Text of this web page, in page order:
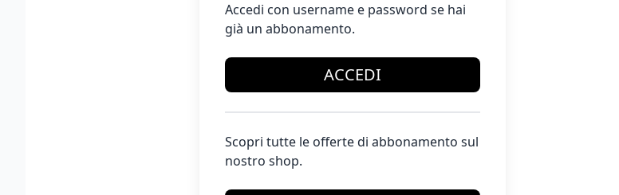
Accedi con username e password se hai
già un abbonamento.
ACCEDI
Scopri tutte le offerte di abbonamento sul
nostro shop.